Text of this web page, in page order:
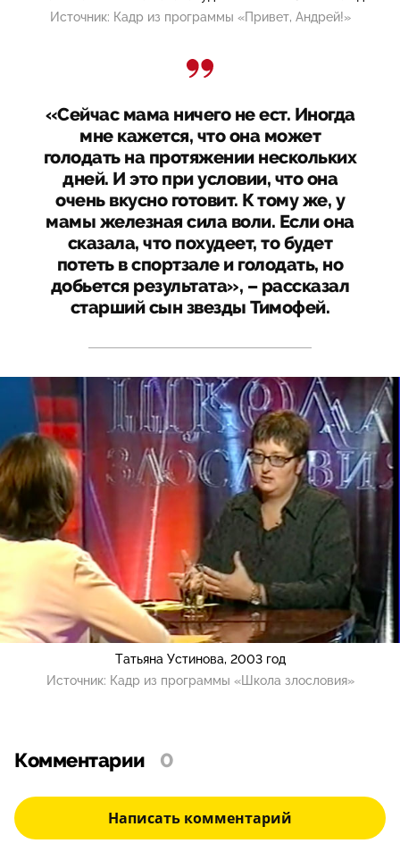
Источник: Кадр из программы «Привет, Андрей!»
«Сейчас мама ничего не ест. Иногда
мне кажется, что она может
голодать на протяжении нескольких
дней. И это при условии, что она
очень вкусно готовит. К тому же, у
мамы железная сила воли. Если она
сказала, что похудеет, то будет
потеть в спортзале и голодать, но
добьется результата», – рассказал
старший сын звезды Тимофей.
Татьяна Устинова, 2003 год
Источник: Кадр из программы «Школа злословия»
Комментарии 0
Написать комментарий